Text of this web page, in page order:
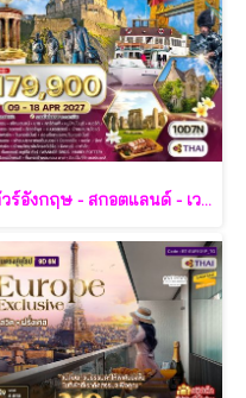
ทัวร์อังกฤษ - สกอตแลนด์ - เวลส์ 10 วัน - TG